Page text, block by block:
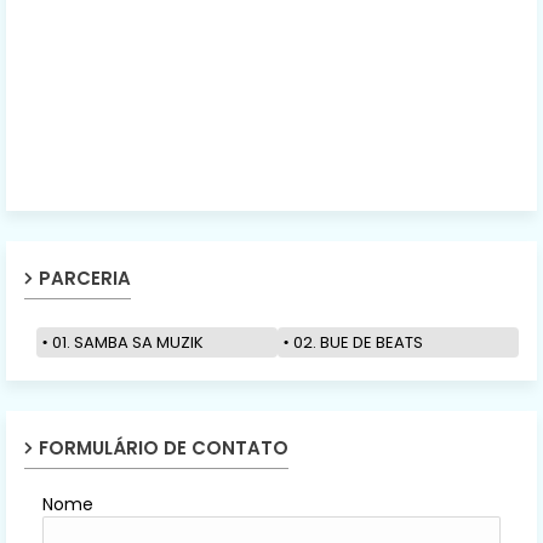
PARCERIA
01. SAMBA SA MUZIK 02. BUE DE BEATS
FORMULÁRIO DE CONTATO
Nome